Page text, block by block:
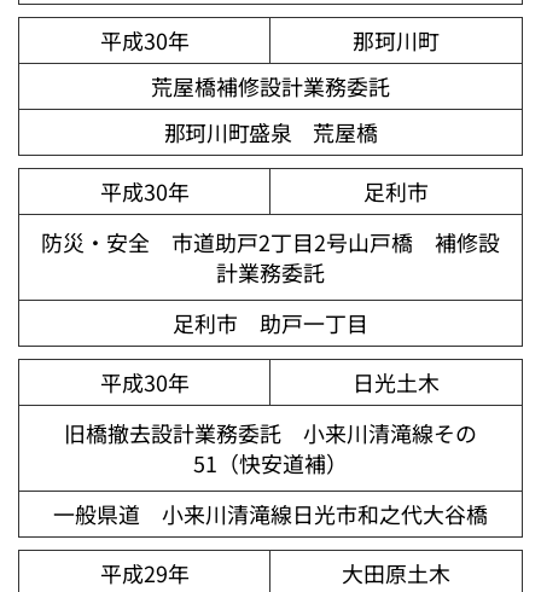
平成30年
那珂川町
荒屋橋補修設計業務委託
那珂川町盛泉 荒屋橋
平成30年
足利市
防災・安全 市道助戸2丁目2号山戸橋 補修設
計業務委託
足利市 助戸一丁目
平成30年
日光土木
旧橋撤去設計業務委託 小来川清滝線その
51（快安道補）
一般県道 小来川清滝線日光市和之代大谷橋
平成29年
大田原土木